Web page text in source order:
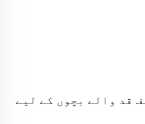
قد والے بچوں کے لیے